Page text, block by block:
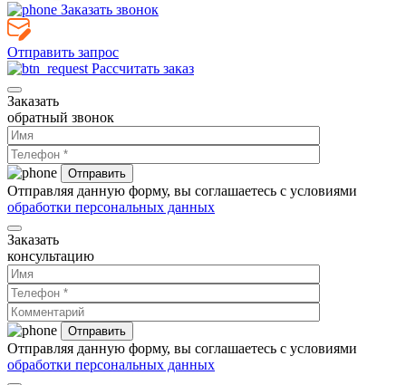
Заказать звонок
Отправить запрос
Рассчитать заказ
Заказать
обратный звонок
Отправляя данную форму, вы соглашаетесь с условиями
обработки персональных данных
Заказать
консультацию
Отправляя данную форму, вы соглашаетесь с условиями
обработки персональных данных